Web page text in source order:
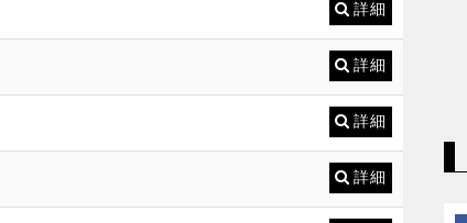
詳細
詳細
詳細
詳細